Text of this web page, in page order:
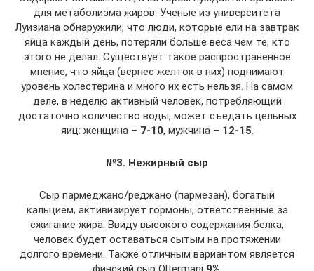
для метаболизма жиров. Ученые из университета
Луизиана обнаружили, что люди, которые ели на завтрак
яйца каждый день, потеряли больше веса чем те, кто
этого не делал. Существует такое распространенное
мнение, что яйца (вернее желток в них) поднимают
уровень холестерина и много их есть нельзя. На самом
деле, в неделю активный человек, потребляющий
достаточно количество воды, может съедать цельных
яиц: женщина – 7-10, мужчина – 12-15.
№3. Нежирный сыр
Сыр пармеджано/реджано (пармезан), богатый
кальцием, активизирует гормоны, ответственные за
сжигание жира. Ввиду высокого содержания белка,
человек будет оставаться сытым на протяжении
долгого времени. Также отличным вариантом является